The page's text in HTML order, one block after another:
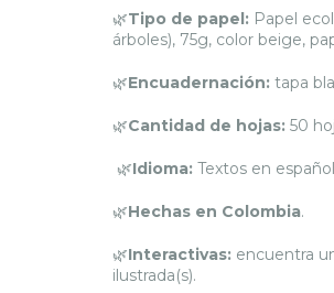
🌿Tipo de papel: Papel
árboles), 75g, color beige,
🌿Encuadernación: tapa
🌿Cantidad de hojas: 50
🌿Idioma: Textos en
🌿Hechas en Colombia.
🌿Interactivas: encuentra
ilustrada(s).